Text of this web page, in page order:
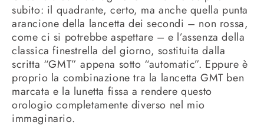
subito: il quadrante, certo, ma anche quella punta
arancione della lancetta dei secondi – non rossa,
come ci si potrebbe aspettare – e l’assenza della
classica finestrella del giorno, sostituita dalla
scritta “GMT” appena sotto “automatic”. Eppure è
proprio la combinazione tra la lancetta GMT ben
marcata e la lunetta fissa a rendere questo
orologio completamente diverso nel mio
immaginario.